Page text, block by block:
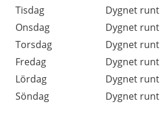
Tisdag
Dygnet runt
Onsdag
Dygnet runt
Torsdag
Dygnet runt
Fredag
Dygnet runt
Lördag
Dygnet runt
Söndag
Dygnet runt